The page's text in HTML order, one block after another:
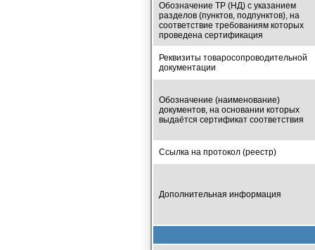
Обозначение ТР (НД) с указанием
разделов (пунктов, подпунктов), на
соответствие требованиям которых
проведена сертификация
Реквизиты товаросопроводительной
документации
Обозначение (наименование)
документов, на основании которых
выдаётся сертификат соответствия
Ссылка на протокол (реестр)
Дополнительная информация